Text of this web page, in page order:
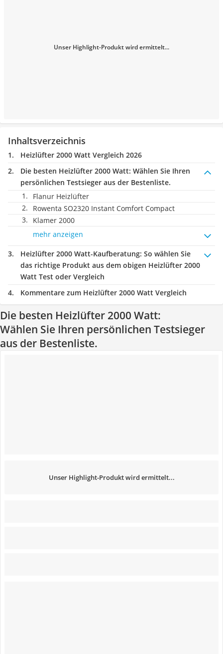
Unser Highlight-Produkt wird ermittelt...
Inhaltsverzeichnis
Heizlüfter 2000 Watt Vergleich 2026
Die besten Heizlüfter 2000 Watt: Wählen Sie Ihren
persönlichen Testsieger aus der Bestenliste.
Flanur Heizlüfter
Rowenta SO2320 Instant Comfort Compact
Klamer 2000
mehr anzeigen
Heizlüfter 2000 Watt-Kaufberatung: So wählen Sie
das richtige Produkt aus dem obigen Heizlüfter 2000
Watt Test oder Vergleich
Kommentare zum Heizlüfter 2000 Watt Vergleich
Die besten Heizlüfter 2000 Watt:
Wählen Sie Ihren persönlichen Testsieger
aus der Bestenliste.
Unser Highlight-Produkt wird ermittelt...